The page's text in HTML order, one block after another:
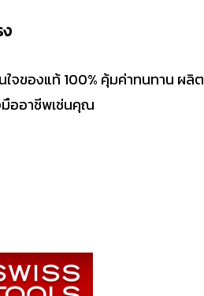
จของแท้ 100% คุ้มค่าทนทาน ผลิต
มืออาชีพเช่นคุณ